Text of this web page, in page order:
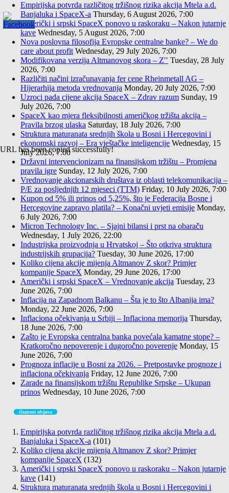
URL has been copied successfully!
Empirijska potvrda različitog tržišnog rizika akcija Mtela a.d.
Banjaluka i SpaceX-a Thursday, 6 August 2026, 7:00
Američki i srpski SpaceX ponovo u raskoraku – Nakon jutarnje
kave Wednesday, 5 August 2026, 7:00
Nova poslovna filosofija Evropske centralne banke? – We do
care about profit Wednesday, 29 July 2026, 7:00
Modifikovana verzija Altmanovog skora – Z′′ Tuesday, 28 July
2026, 7:00
Različiti načini izračunavanja fer cene Rheinmetall AG –
Hijerarhija metoda vrednovanja Monday, 20 July 2026, 7:00
Uzroci pada cijene akcija SpaceX – Zdrav razum Sunday, 19
July 2026, 7:00
SpaceX kao mjera fleksibilnosti američkog tržišta akcija –
Pravila brzog ulaska Saturday, 18 July 2026, 7:00
Struktura maturanata srednjih škola u Bosni i Hercegovini i
ekonomski razvoj – Era vještačke inteligencije Wednesday, 15
July 2026, 7:00
Državni intervencionizam na finansijskom tržištu – Promjena
pravila igre Sunday, 12 July 2026, 7:00
Vrednovanje akcionarskih društava iz oblasti telekomunikacija –
P/E za posljednjih 12 mjeseci (TTM) Friday, 10 July 2026, 7:00
Kupon od 5% ili prinos od 5,25%, što je Federacija Bosne i
Hercegovine zapravo platila? – Konačni uvjeti emisije Monday,
6 July 2026, 7:00
Micron Technology Inc. – Sjajni bilansi i prst na obaraču
Wednesday, 1 July 2026, 22:00
Industrijska proizvodnja u Hrvatskoj – Što otkriva struktura
industrijskih grupacija? Tuesday, 30 June 2026, 17:00
Koliko cijena akcije mijenja Altmanov Z skor? Primjer
kompanije SpaceX Monday, 29 June 2026, 17:00
Američki i srpski SpaceX – Vrednovanje akcija Tuesday, 23
June 2026, 7:00
Inflacija na Zapadnom Balkanu – Šta je to što Albanija ima?
Monday, 22 June 2026, 7:00
Inflaciona očekivanja u Srbiji – Inflaciona memorija Thursday,
18 June 2026, 7:00
Zašto je Evropska centralna banka povećala kamatne stope? –
Kratkoročno nepoverenje i dugoročno poverenje Monday, 15
June 2026, 7:00
Prognoza inflacije u Bosni za 2026. – Pretpostavke prognoze i
inflaciona očekivanja Friday, 12 June 2026, 7:00
Zarade na finansijskom tržištu Republike Srpske – Ukupan
prinos Wednesday, 10 June 2026, 7:00
čitanost objava
Empirijska potvrda različitog tržišnog rizika akcija Mtela a.d.
Banjaluka i SpaceX-a (101)
Koliko cijena akcije mijenja Altmanov Z skor? Primjer
kompanije SpaceX (132)
Američki i srpski SpaceX ponovo u raskoraku – Nakon jutarnje
kave (141)
Struktura maturanata srednjih škola u Bosni i Hercegovini i